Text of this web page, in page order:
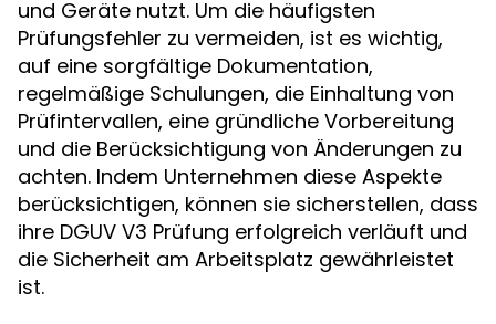
und Geräte nutzt. Um die häufigsten
Prüfungsfehler zu vermeiden, ist es wichtig,
auf eine sorgfältige Dokumentation,
regelmäßige Schulungen, die Einhaltung von
Prüfintervallen, eine gründliche Vorbereitung
und die Berücksichtigung von Änderungen zu
achten. Indem Unternehmen diese Aspekte
berücksichtigen, können sie sicherstellen, dass
ihre DGUV V3 Prüfung erfolgreich verläuft und
die Sicherheit am Arbeitsplatz gewährleistet
ist.